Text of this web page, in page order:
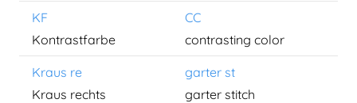
KF
CC
Kontrastfarbe
contrasting color
Kraus re
garter st
Kraus rechts
garter stitch